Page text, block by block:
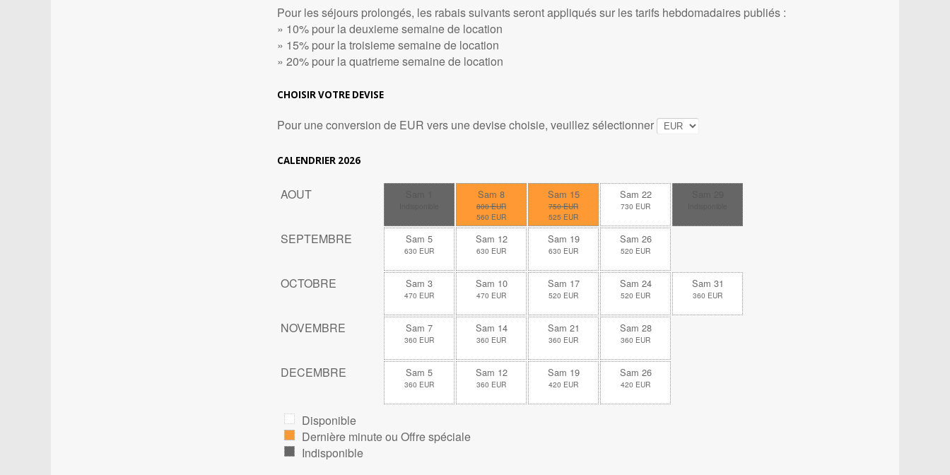
Pour les séjours prolongés, les rabais suivants seront appliqués sur les tarifs hebdomadaires publiés :
» 10% pour la deuxieme semaine de location
» 15% pour la troisieme semaine de location
» 20% pour la quatrieme semaine de location
CHOISIR VOTRE DEVISE
Pour une conversion de EUR vers une devise choisie, veuillez sélectionner
CALENDRIER 2026
AOUT Sam 8
800 EUR
560 EUR
Sam 15
750 EUR
525 EUR
Sam 22
730 EUR
SEPTEMBRE Sam 5
630 EUR
Sam 12
630 EUR
Sam 19
630 EUR
Sam 26
520 EUR
OCTOBRE Sam 3
470 EUR
Sam 10
470 EUR
Sam 17
520 EUR
Sam 24
520 EUR
Sam 31
360 EUR
NOVEMBRE Sam 7
360 EUR
Sam 14
360 EUR
Sam 21
360 EUR
Sam 28
360 EUR
DECEMBRE Sam 5
360 EUR
Sam 12
360 EUR
Sam 19
420 EUR
Sam 26
420 EUR
Disponible
Dernière minute ou Offre spéciale
Indisponible